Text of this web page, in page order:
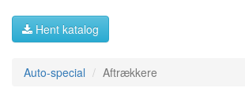
Hent katalog
Auto-special Aftrækkere